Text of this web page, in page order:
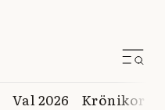
Val 2026 Krönikor